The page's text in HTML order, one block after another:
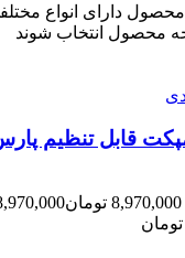
محصول دارای انواع
محصول انتخاب شوند
قابل تنظیم
8,970,000 تومان